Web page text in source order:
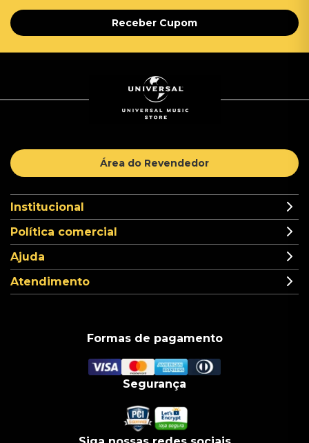
Receber Cupom
Área do Revendedor
Institucional
Política comercial
Ajuda
Atendimento
Formas de pagamento
Segurança